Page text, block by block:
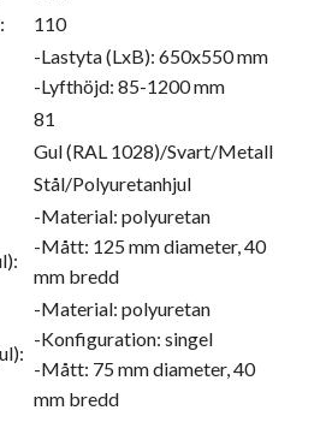
110
-Lastyta (LxB): 650x550 mm
-Lyfthöjd: 85-1200 mm
81
Gul (RAL 1028)/Svart/Metall
Stål/Polyuretanhjul
-Material: polyuretan
-Mått: 125 mm diameter, 40
mm bredd
-Material: polyuretan
-Konfiguration: singel
-Mått: 75 mm diameter, 40
mm bredd